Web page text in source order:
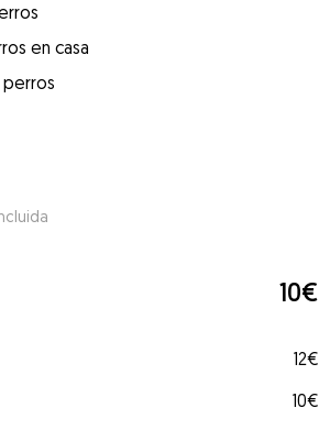
en casa
10€
12€
10€